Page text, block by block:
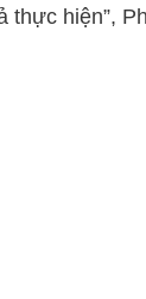
thực hiện”,